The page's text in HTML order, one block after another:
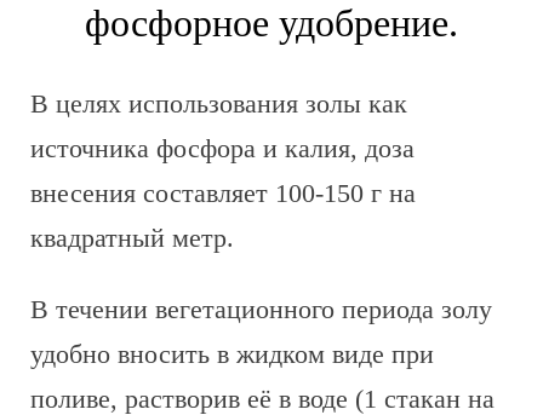
фосфорное удобрение.
В целях использования золы как
источника фосфора и калия, доза
внесения составляет 100-150 г на
квадратный метр.
В течении вегетационного периода золу
удобно вносить в жидком виде при
поливе, растворив её в воде (1 стакан на